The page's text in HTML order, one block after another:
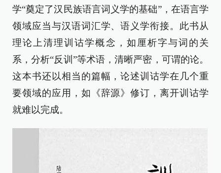
学“奠定了汉民族语言词义学的基础”，在语言学
领域应当与汉语词汇学、语义学衔接。此书从
理论上清理训诂学概念，如厘析字与词的关
系，分析“反训”等术语，清晰严密，可谓的论。
这本书还以相当的篇幅，论述训诂学在几个重
要领域的应用，如《辞源》修订，离开训诂学
就难以完成。